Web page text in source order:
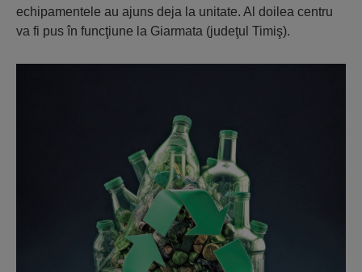
echipamentele au ajuns deja la unitate. Al doilea centru
va fi pus în funcţiune la Giarmata (judeţul Timiş).